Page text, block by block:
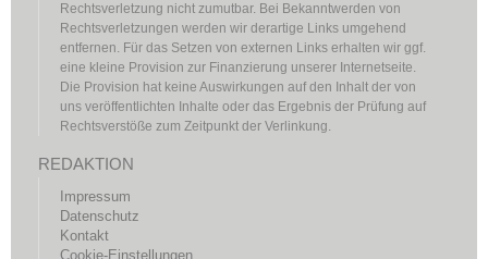
Rechtsverletzung nicht zumutbar. Bei Bekanntwerden von
Rechtsverletzungen werden wir derartige Links umgehend
entfernen. Für das Setzen von externen Links erhalten wir ggf.
eine kleine Provision zur Finanzierung unserer Internetseite.
Die Provision hat keine Auswirkungen auf den Inhalt der von
uns veröffentlichten Inhalte oder das Ergebnis der Prüfung auf
Rechtsverstöße zum Zeitpunkt der Verlinkung.
REDAKTION
Impressum
Datenschutz
Kontakt
Cookie-Einstellungen